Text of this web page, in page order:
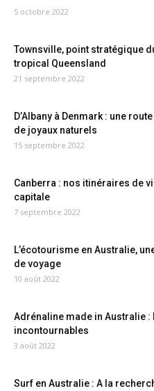
5 octobre 2022
Townsville, point stratégique
tropical Queensland
21 septembre 2022
D’Albany à Denmark : une
de joyaux naturels
15 septembre 2022
Canberra : nos itinéraires de
capitale
7 septembre 2022
L’écotourisme en Australie,
de voyage
10 août 2022
Adrénaline made in Australie :
incontournables
3 août 2022
Surf en Australie : A la